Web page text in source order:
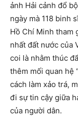
ảnh Hải cảnh đổ
ngày mà 118 binh
Hồ Chí Minh tham
nhất đất nước của
coi là nhằm thúc
thêm mối quan hệ
cách làm xảo trá,
đi sự tin cậy giữa
của người dân.